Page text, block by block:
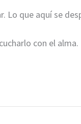
que aquí se
con el alma.